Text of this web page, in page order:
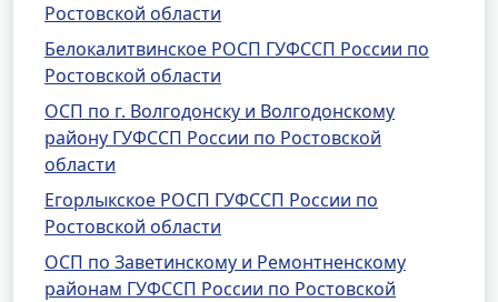
Ростовской области
Белокалитвинское РОСП ГУФССП России по
Ростовской области
ОСП по г. Волгодонску и Волгодонскому
району ГУФССП России по Ростовской
области
Егорлыкское РОСП ГУФССП России по
Ростовской области
ОСП по Заветинскому и Ремонтненскому
районам ГУФССП России по Ростовской